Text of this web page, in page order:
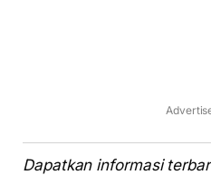
Dapatkan informasi